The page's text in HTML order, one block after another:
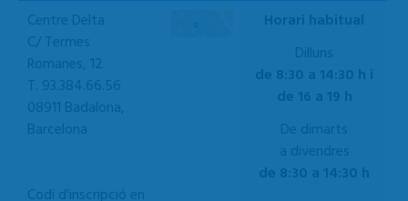
Centre Delta
C/ Termes
Romanes, 12
T. 93.384.66.56
08911 Badalona,
Barcelona
Codi d'inscripció en
Horari habitual
Dilluns
de 8:30 a 14:30 h i
de 16 a 19 h
De dimarts
a divendres
de 8:30 a 14:30 h